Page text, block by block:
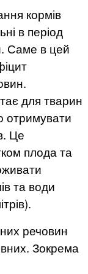
кормів
в період
Саме в цей
для тварин
отримувати
Це
плода та
та води
речовин
Зокрема